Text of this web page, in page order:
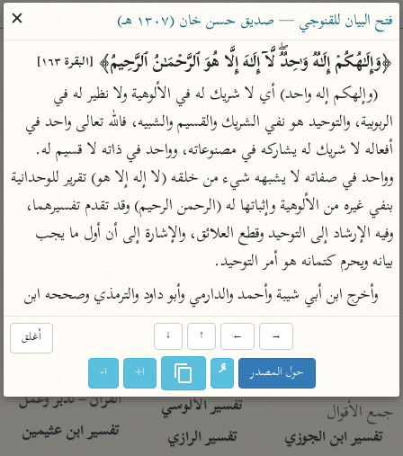
ساهم معنا في نشر القرآن والعلم الشرعي
الباحث القرآني
بحث تفسير علوم مصاحف معاجم
Type 2 or more characters for results.
Type 1 or more
characters for results.
أمّهات
تفسير الطبري
تفسير ابن كثير
تفسير القرطبي
جمع الأقوال
تفسير ابن الجوزي
عامّة
فتح البيان للقنوجي
فتح القدير للشوكاني
تفسير ابن جزي
موسوعات
تفسير الآلوسي
تفسير الرازي
معاصرة
المختصر في
التفسير
تفسير السعدي
أيسر التفاسير
القرآن – تدبر وعمل
تفسير ابن عثيمين
فتح البيان للقنوجي — صديق حسن خان (١٣٠٧ هـ)
✕
﴿وَإِلَـٰهُكُمۡ إِلَـٰهࣱ وَ ٰ⁠حِدࣱۖ لَّاۤ إِلَـٰهَ إِلَّا هُوَ ٱلرَّحۡمَـٰنُ ٱلرَّحِیمُ﴾ [البقرة ١٦٣]
بيانه ويحرم كتمانه هو أمر التوحيد.
وأخرج ابن أبي شيبة وأحمد والدارمي وأبو داود والترمذي وصححه ابن
أغلق →
←
↑
↓
حول المصدر ا+ ا-